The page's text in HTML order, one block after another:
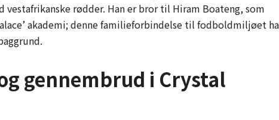
rødder. Han er bror til Hiram Boateng, som
akademi; denne familieforbindelse til fodboldmiljøet
gennembrud i Crystal